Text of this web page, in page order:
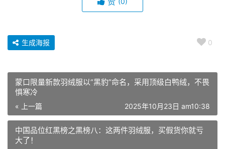
0
生成海报
蒙口限量新款羽绒服以“黑豹”命名，采用顶级白鸭绒，不畏
惧寒冷
« 上一篇 2025年10月23日 am10:38
中国品位红黑榜之黑榜八：这两件羽绒服，买假货你就亏
大了！